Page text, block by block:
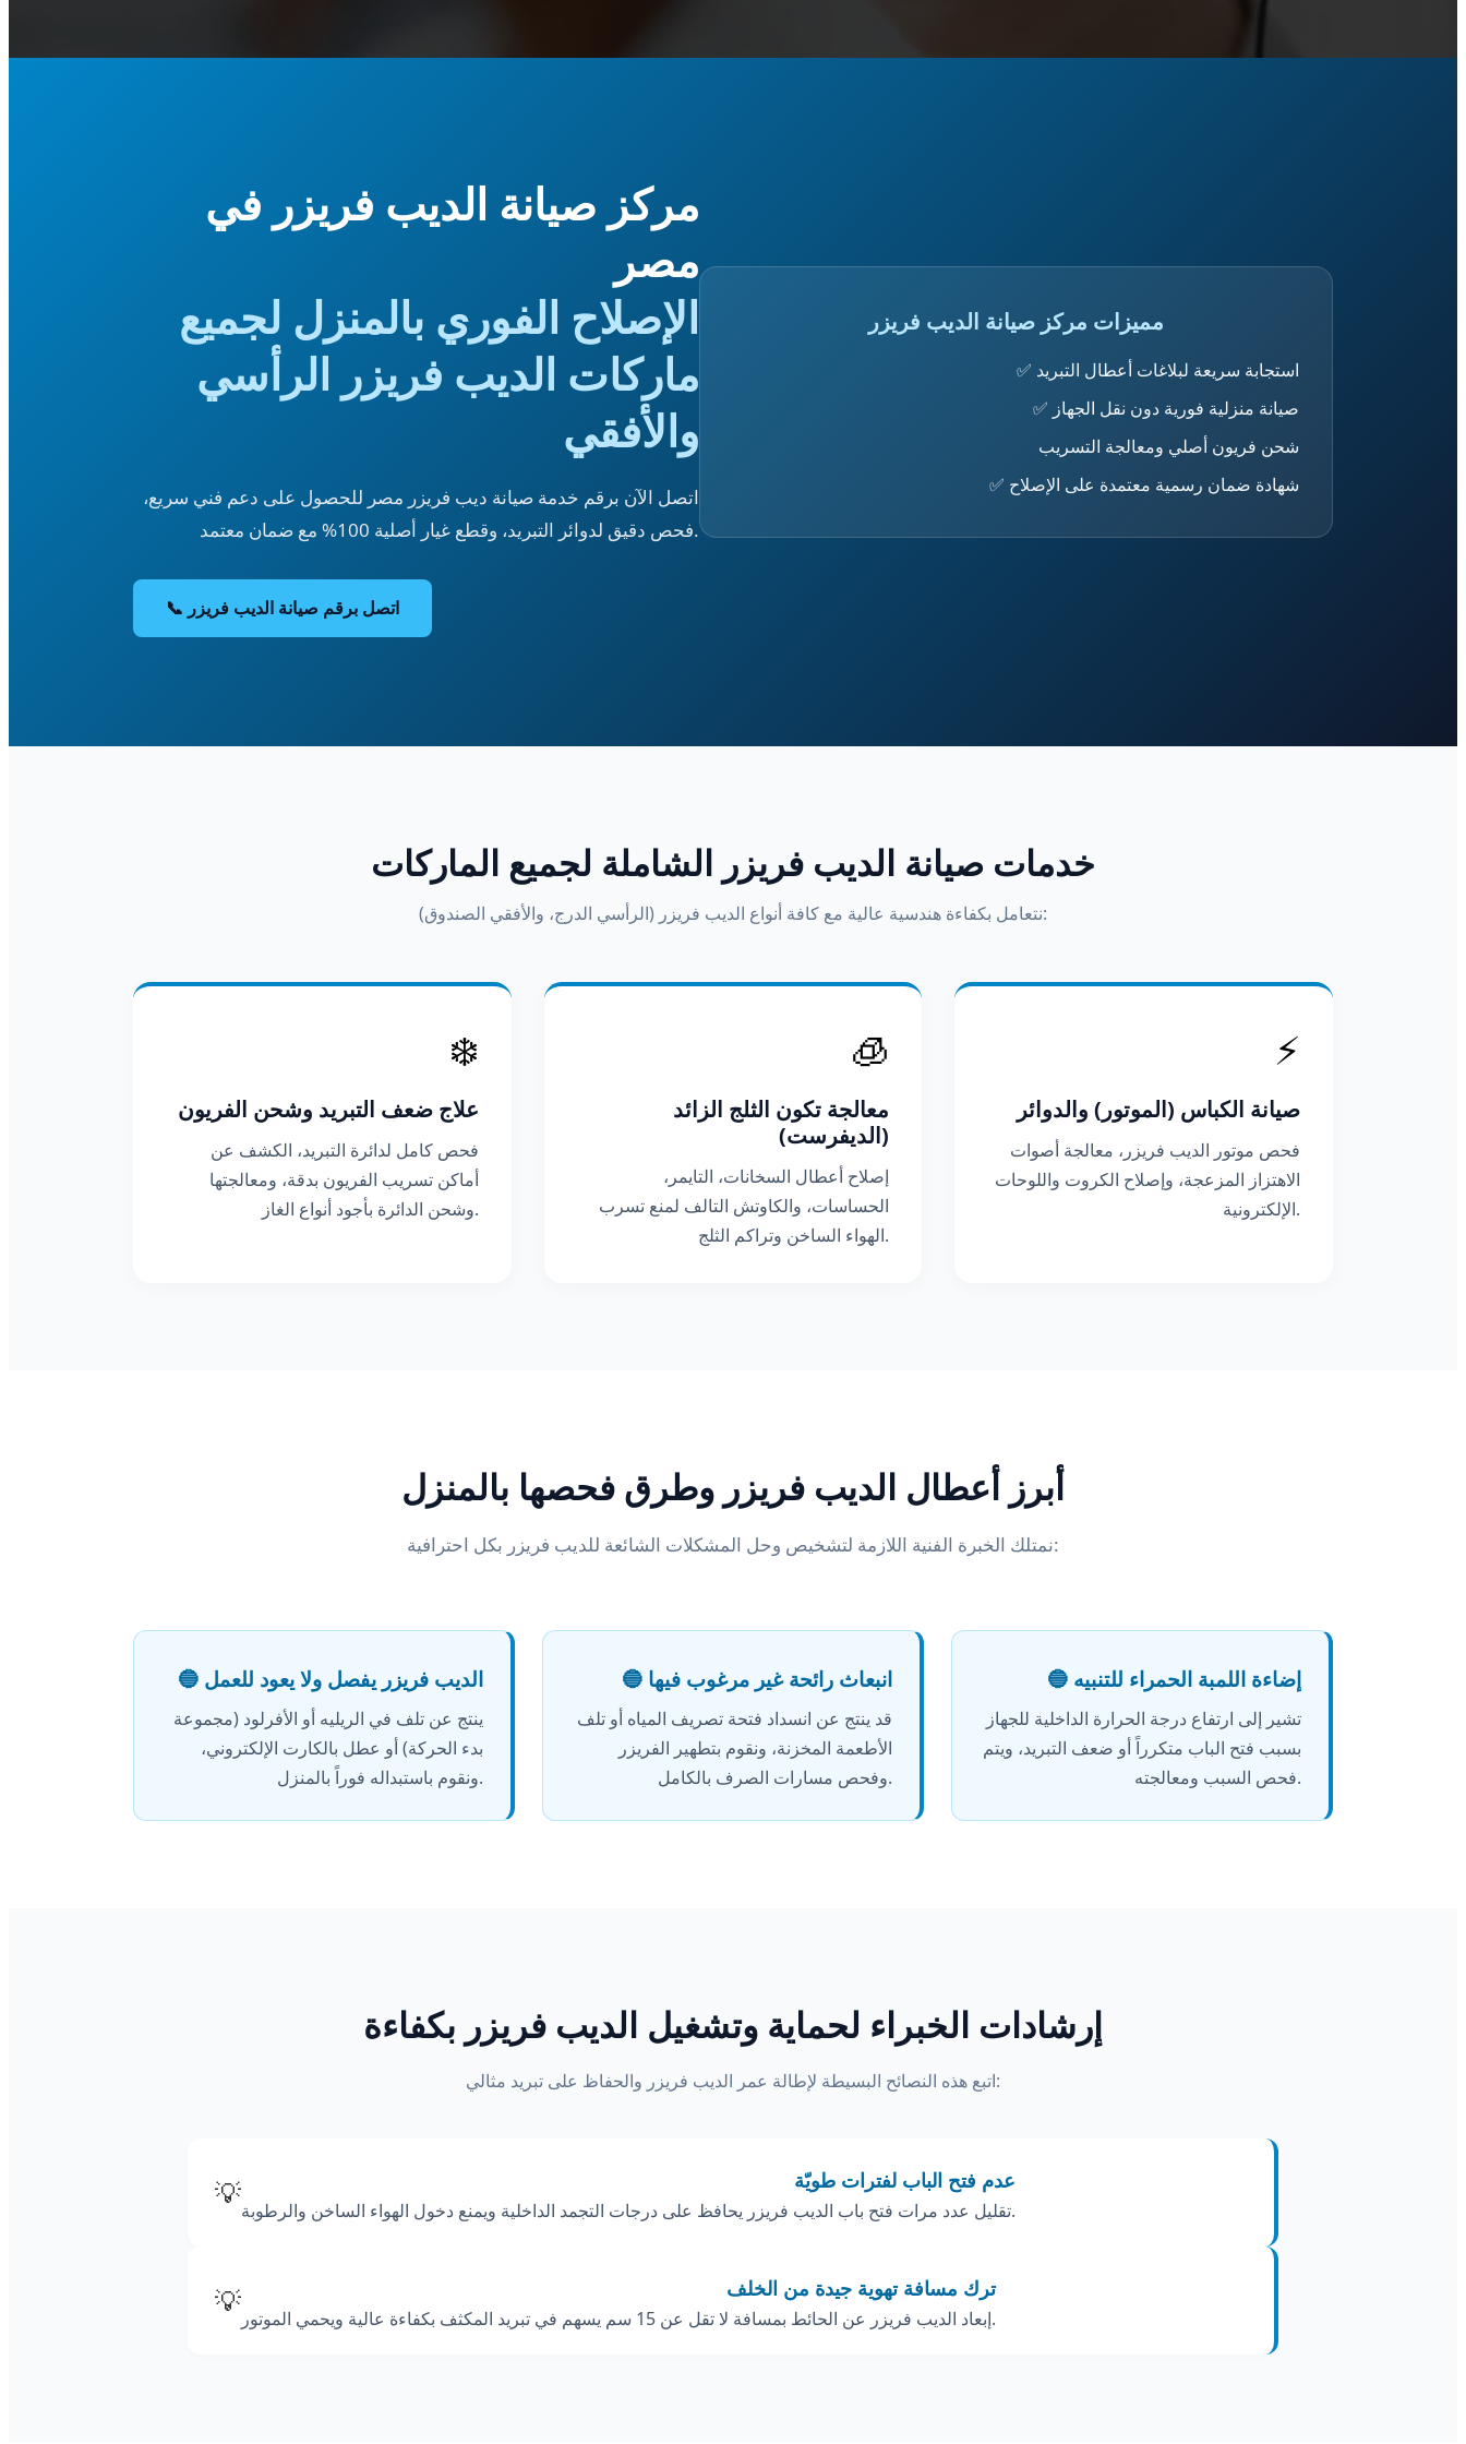
مركز صيانة الديب فريزر في
مصر
الإصلاح الفوري بالمنزل لجميع
ماركات الديب فريزر الرأسي
والأفقي
اتصل الآن برقم خدمة صيانة ديب فريزر مصر للحصول على دعم فني سريع،
فحص دقيق لدوائر التبريد، وقطع غيار أصلية 100% مع ضمان معتمد.
📞 اتصل برقم صيانة الديب فريزر
مميزات مركز صيانة الديب فريزر
✅ استجابة سريعة لبلاغات أعطال التبريد
✅ صيانة منزلية فورية دون نقل الجهاز
شحن فريون أصلي ومعالجة التسريب
✅ شهادة ضمان رسمية معتمدة على الإصلاح
خدمات صيانة الديب فريزر الشاملة لجميع الماركات
نتعامل بكفاءة هندسية عالية مع كافة أنواع الديب فريزر (الرأسي الدرج، والأفقي الصندوق):
❄️
علاج ضعف التبريد وشحن الفريون
فحص كامل لدائرة التبريد، الكشف عن
أماكن تسريب الفريون بدقة، ومعالجتها
وشحن الدائرة بأجود أنواع الغاز.
🧊
معالجة تكون الثلج الزائد
(الديفرست)
إصلاح أعطال السخانات، التايمر،
الحساسات، والكاوتش التالف لمنع تسرب
الهواء الساخن وتراكم الثلج.
⚡
صيانة الكباس (الموتور) والدوائر
فحص موتور الديب فريزر، معالجة أصوات
الاهتزاز المزعجة، وإصلاح الكروت واللوحات
الإلكترونية.
أبرز أعطال الديب فريزر وطرق فحصها بالمنزل
نمتلك الخبرة الفنية اللازمة لتشخيص وحل المشكلات الشائعة للديب فريزر بكل احترافية:
🔵 الديب فريزر يفصل ولا يعود للعمل
ينتج عن تلف في الريليه أو الأفرلود (مجموعة
بدء الحركة) أو عطل بالكارت الإلكتروني،
ونقوم باستبداله فوراً بالمنزل.
🔵 انبعاث رائحة غير مرغوب فيها
قد ينتج عن انسداد فتحة تصريف المياه أو تلف
الأطعمة المخزنة، ونقوم بتطهير الفريزر
وفحص مسارات الصرف بالكامل.
🔵 إضاءة اللمبة الحمراء للتنبيه
تشير إلى ارتفاع درجة الحرارة الداخلية للجهاز
بسبب فتح الباب متكرراً أو ضعف التبريد، ويتم
فحص السبب ومعالجته.
إرشادات الخبراء لحماية وتشغيل الديب فريزر بكفاءة
اتبع هذه النصائح البسيطة لإطالة عمر الديب فريزر والحفاظ على تبريد مثالي:
💡 عدم فتح الباب لفترات طويّة
تقليل عدد مرات فتح باب الديب فريزر يحافظ على درجات التجمد الداخلية ويمنع دخول الهواء الساخن والرطوبة.
💡 ترك مسافة تهوية جيدة من الخلف
إبعاد الديب فريزر عن الحائط بمسافة لا تقل عن 15 سم يسهم في تبريد المكثف بكفاءة عالية ويحمي الموتور.